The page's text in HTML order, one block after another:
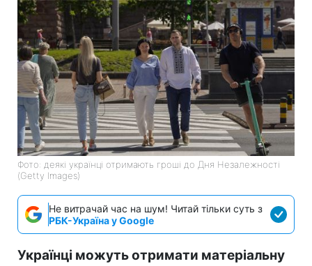
Фото: деякі українці отримають гроші до Дня Незалежності
(Getty Images)
Не витрачай час на шум! Читай тільки суть з
РБК-Україна у Google
Українці можуть отримати матеріальну